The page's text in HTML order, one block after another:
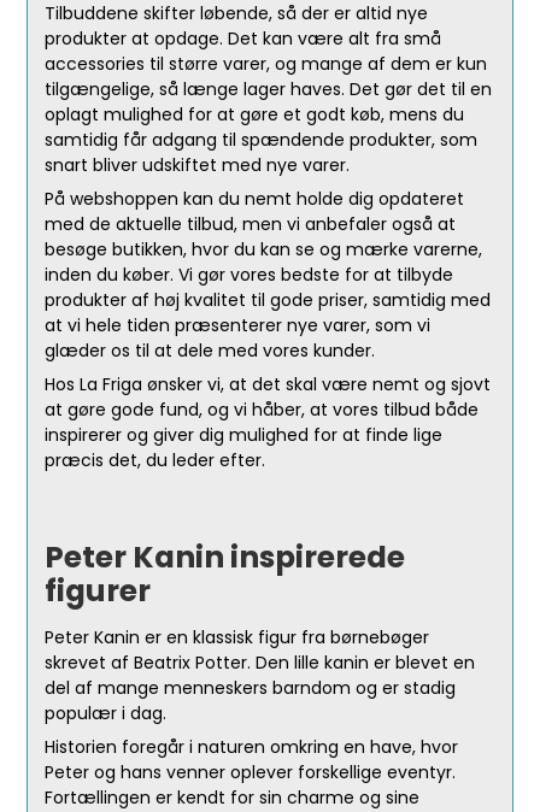
Tilbuddene skifter løbende, så der er altid nye
produkter at opdage. Det kan være alt fra små
accessories til større varer, og mange af dem er kun
tilgængelige, så længe lager haves. Det gør det til en
oplagt mulighed for at gøre et godt køb, mens du
samtidig får adgang til spændende produkter, som
snart bliver udskiftet med nye varer.
På webshoppen kan du nemt holde dig opdateret
med de aktuelle tilbud, men vi anbefaler også at
besøge butikken, hvor du kan se og mærke varerne,
inden du køber. Vi gør vores bedste for at tilbyde
produkter af høj kvalitet til gode priser, samtidig med
at vi hele tiden præsenterer nye varer, som vi
glæder os til at dele med vores kunder.
Hos La Friga ønsker vi, at det skal være nemt og sjovt
at gøre gode fund, og vi håber, at vores tilbud både
inspirerer og giver dig mulighed for at finde lige
præcis det, du leder efter.
Peter Kanin inspirerede
figurer
Peter Kanin er en klassisk figur fra børnebøger
skrevet af Beatrix Potter. Den lille kanin er blevet en
del af mange menneskers barndom og er stadig
populær i dag.
Historien foregår i naturen omkring en have, hvor
Peter og hans venner oplever forskellige eventyr.
Fortællingen er kendt for sin charme og sine